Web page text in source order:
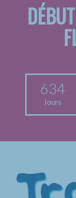
634
Jours